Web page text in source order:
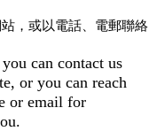
，或以電話、電郵聯絡
can contact us
or you can reach
or email for